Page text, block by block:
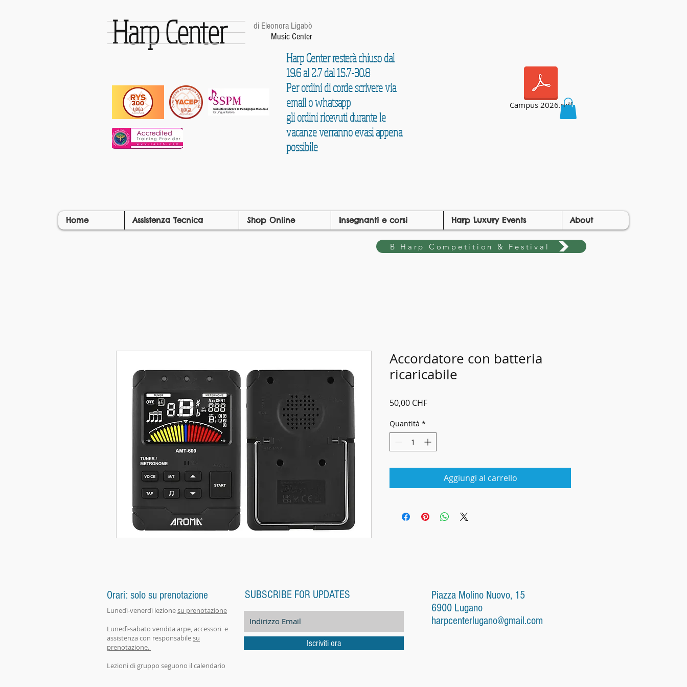
Harp Center
di Eleonora Ligabò
Music Center
Harp Center resterà chiuso dal
19.6 al 2.7 dal 15.7-30.8
Per ordini di corde scrivere via
email o whatsapp
gli ordini ricevuti durante le
vacanze verranno evasi appena
possibile
Campus 2026.pdf
Home Assistenza Tecnica Shop Online Insegnanti e corsi Harp Luxury Events About
B Harp Competition & Festival
Accordatore con batteria
ricaricabile
50,00 CHFPrezzo
Quantità *
Aggiungi al carrello
Orari: solo su prenotazione
Lunedì-venerdì lezionesu prenotazione
Lunedì-sabato vendita arpe, accessori e
assistenza con responsabilesu
prenotazione.
Lezioni di gruppo seguono il calendario
SUBSCRIBE FOR UPDATES
Iscriviti ora
Piazza Molino Nuovo, 15
6900 Lugano
harpcenterlugano@gmail.com